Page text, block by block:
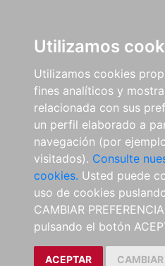
Utilizamos
Utilizamos cookies
fines analíticos y
relacionada con sus
un perfil elaborado a
navegación (por
visitados). Consulte
cookies. Usted puede
uso de cookies
CAMBIAR
pulsando el botón
ACEPTAR CAMBIAR